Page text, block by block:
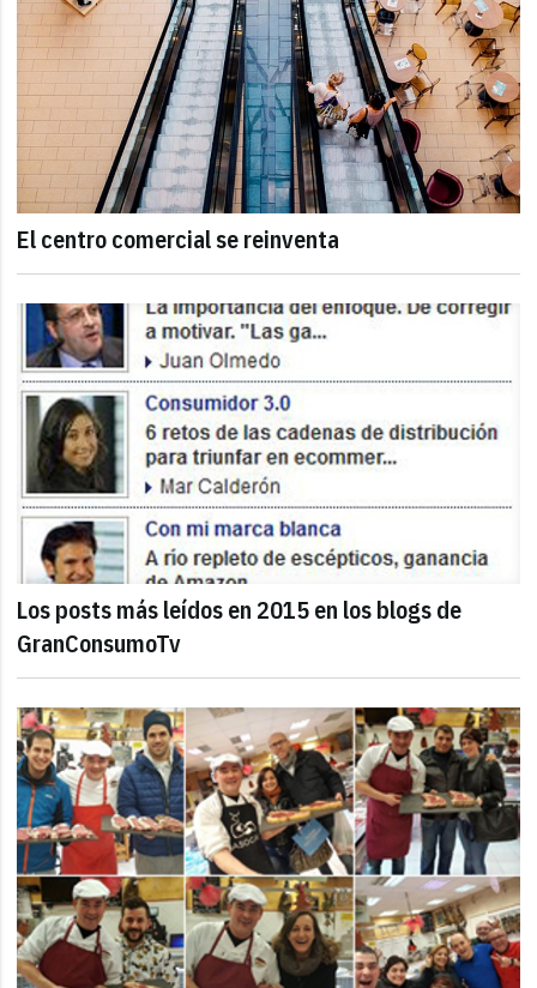
El centro comercial se reinventa
Los posts más leídos en 2015 en los blogs de
GranConsumoTv